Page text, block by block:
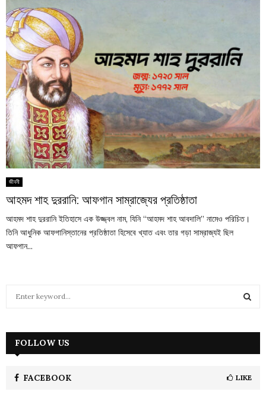
জীবনী
আহমদ শাহ দুররানি: আফগান সাম্রাজ্যের প্রতিষ্ঠাতা
আহমদ শাহ দুররানি ইতিহাসে এক উজ্জ্বল নাম, যিনি “আহমদ শাহ আবদালি” নামেও পরিচিত।
তিনি আধুনিক আফগানিস্তানের প্রতিষ্ঠাতা হিসেবে খ্যাত এবং তার গড়া সাম্রাজ্যই ছিল
আফগান...
h
FOLLOW US
FACEBOOK LIKE